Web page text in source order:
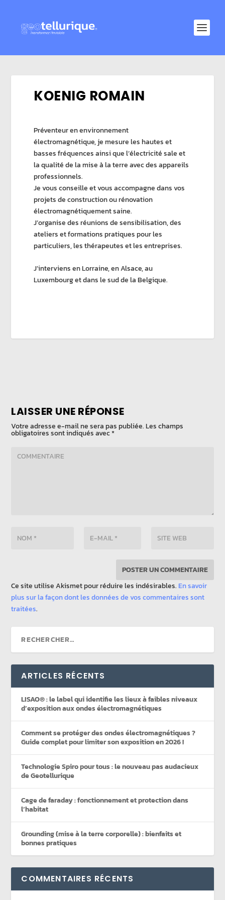
KOENIG ROMAIN
Préventeur en environnement
électromagnétique, je mesure les hautes et
basses fréquences ainsi que l’électricité sale et
la qualité de la mise à la terre avec des appareils
professionnels.
Je vous conseille et vous accompagne dans vos
projets de construction ou rénovation
électromagnétiquement saine.
J’organise des réunions de sensibilisation, des
ateliers et formations pratiques pour les
particuliers, les thérapeutes et les entreprises.
J’interviens en Lorraine, en Alsace, au
Luxembourg et dans le sud de la Belgique.
LAISSER UNE RÉPONSE
Votre adresse e-mail ne sera pas publiée. Les champs
obligatoires sont indiqués avec*
Ce site utilise Akismet pour réduire les indésirables. En savoir
plus sur la façon dont les données de vos commentaires sont
traitées.
ARTICLES RÉCENTS
LISAO® : le label qui identifie les lieux à faibles niveaux
d’exposition aux ondes électromagnétiques
Comment se protéger des ondes électromagnétiques ?
Guide complet pour limiter son exposition en 2026 !
Technologie Spiro pour tous : le nouveau pas audacieux
de Geotellurique
Cage de faraday : fonctionnement et protection dans
l’habitat
Grounding (mise à la terre corporelle) : bienfaits et
bonnes pratiques
COMMENTAIRES RÉCENTS